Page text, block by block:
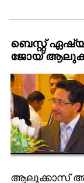
ബെസ്റ്റ്
ജോയ്
ആലുക്കാസ്